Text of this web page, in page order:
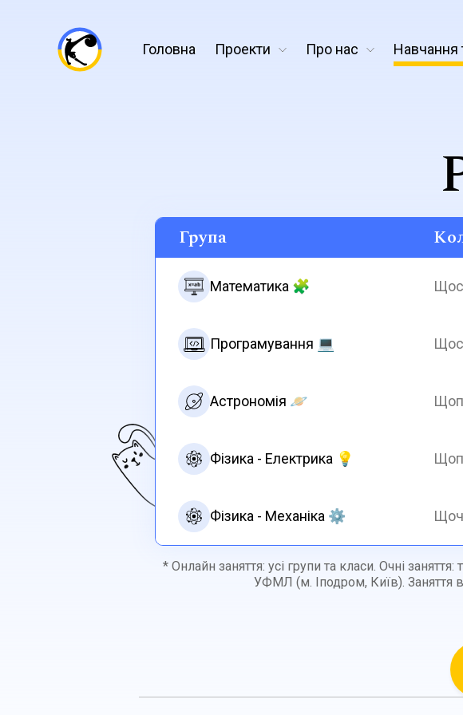
Головна Проекти Про нас Навчання
Група
Математика 🧩
Програмування 💻
Астрономія 🪐
Фізика - Електрика 💡
Фізика - Механіка ⚙️
* Онлайн заняття: усі групи та класи. Очні
УФМЛ (м. Іподром, Київ). Заняття